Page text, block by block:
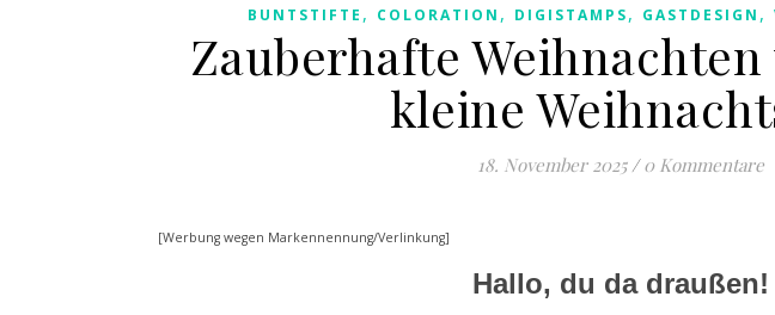
BUNTSTIFTE , COLORATION , DIGISTAMPS, GASTDESIGN ,
Zauberhafte
kleine
18. November 2025 / 0 Kommentare
[Werbung wegen Markennennung/Verlinkung]
Hallo, du da draußen!